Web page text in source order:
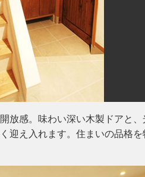
放感。味わい深い木製ドアと
迎え入れます。住まいの品格